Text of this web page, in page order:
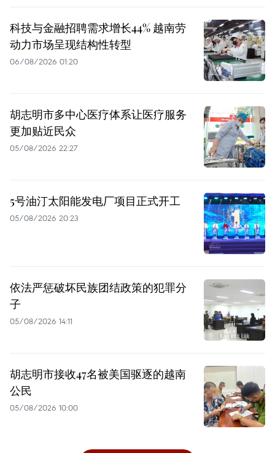
科技与金融招聘需求增长44% 越南劳
动力市场呈现结构性转型
06/08/2026 01:20
胡志明市多中心医疗体系让医疗服务
更加贴近民众
05/08/2026 22:27
5号油汀太阳能发电厂项目正式开工
05/08/2026 20:23
依法严惩破坏民族团结政策的犯罪分
子
05/08/2026 14:11
胡志明市接收47名被美国驱逐的越南
公民
05/08/2026 10:00